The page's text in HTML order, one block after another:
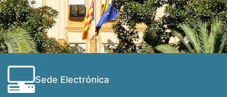
Sede Electrónica